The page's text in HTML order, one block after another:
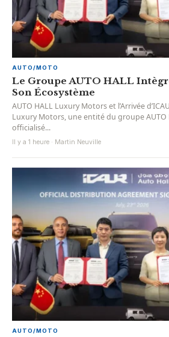
AUTO/MOTO
Le Groupe AUTO HALL
Son Écosystème
AUTO HALL Luxury Motors et l’Arrivée
Luxury Motors, une entité du groupe AUTO
officialisé...
Il y a 1 heure · Martin Neuville
AUTO/MOTO